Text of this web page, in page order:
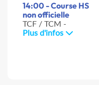
14:00 - Course HS
non officielle
TCF / TCM -
Plus d'infos